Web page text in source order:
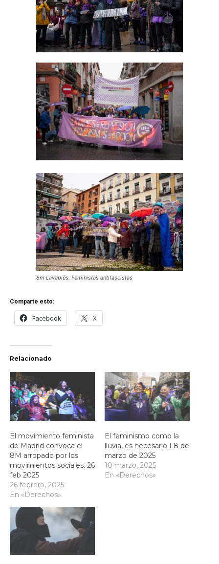
8m Lavapiés. Feministas antifascistas
Comparte esto:
Facebook X
Relacionado
El movimiento feminista
de Madrid convoca el
8M arropado por los
movimientos sociales. 26
feb 2025
26 febrero, 2025
En «Derechos»
El feminismo como la
lluvia, es necesario I 8 de
marzo de 2025
10 marzo, 2025
En «Derechos»